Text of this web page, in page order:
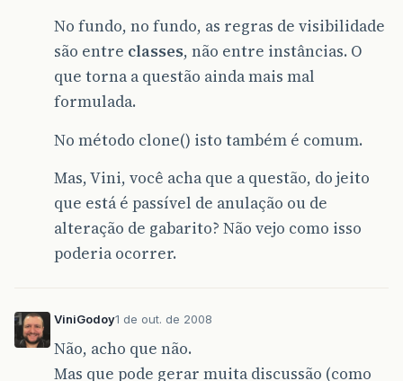
No fundo, no fundo, as regras de visibilidade
são entre classes, não entre instâncias. O
que torna a questão ainda mais mal
formulada.
No método clone() isto também é comum.
Mas, Vini, você acha que a questão, do jeito
que está é passível de anulação ou de
alteração de gabarito? Não vejo como isso
poderia ocorrer.
ViniGodoy1 de out. de 2008
Não, acho que não.
Mas que pode gerar muita discussão (como